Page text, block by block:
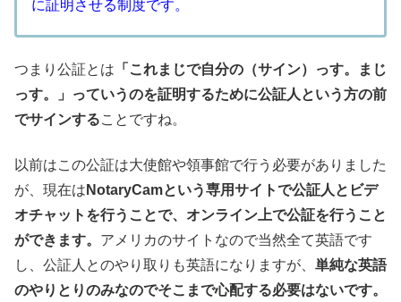
に証明させる制度です。
つまり公証とは 「これまじで自分の（サイン）っす。まじ
っす。」っていうのを証明するために公証人という方の前
でサインすることですね。
以前はこの公証は大使館や領事館で行う必要がありました
が、現在は NotaryCamという専用サイトで公証人とビデ
オチャットを行うことで、オンライン上で公証を行うこと
ができます。 アメリカのサイトなので当然全て英語です
し、公証人とのやり取りも英語になりますが、 単純な英語
のやりとりのみなのでそこまで心配する必要はないです。